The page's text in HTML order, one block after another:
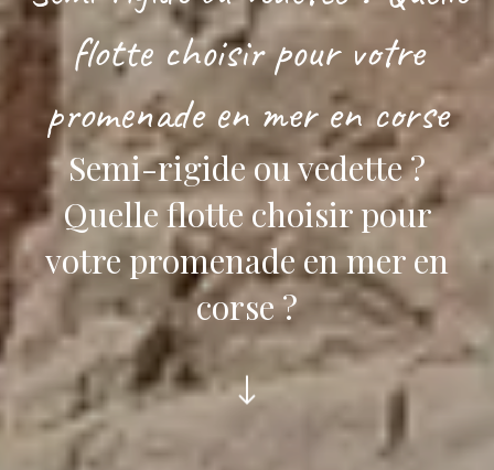
flotte choisir pour votre
promenade en mer en corse
Semi-rigide ou vedette ?
Quelle flotte choisir pour
votre promenade en mer en
corse ?